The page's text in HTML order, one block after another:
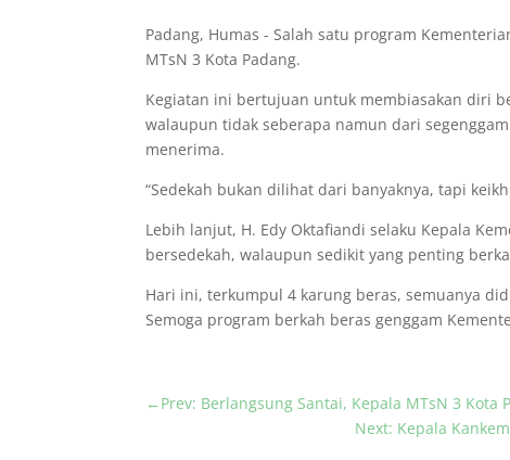
Padang, Humas - Salah satu program
MTsN 3 Kota Padang.
Kegiatan ini bertujuan untuk membiasakan diri
walaupun tidak seberapa namun dari
menerima.
“Sedekah bukan dilihat dari banyaknya, tapi
Lebih lanjut, H. Edy Oktafiandi selaku Kepala
bersedekah, walaupun sedikit yang penting
Hari ini, terkumpul 4 karung beras, semuanya
Semoga program berkah beras genggam
← Prev: Berlangsung Santai, Kepala MTsN 3 Kota
Next: Kepala